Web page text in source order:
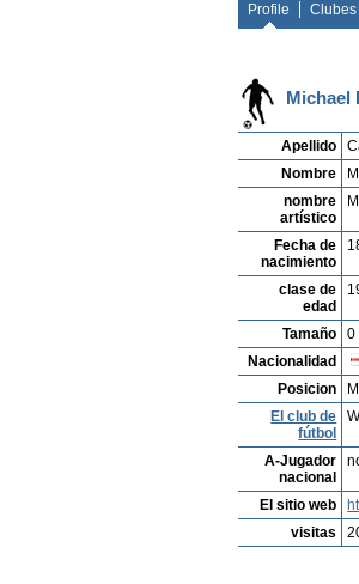
Profile Clubes
Michael
Apellido
Nombre
nombre
artístico
Fecha de
nacimiento
clase de
edad
Tamaño
0
Nacionalidad
Posicion
El club de
fútbol
A-Jugador
nacional
El sitio web
visitas